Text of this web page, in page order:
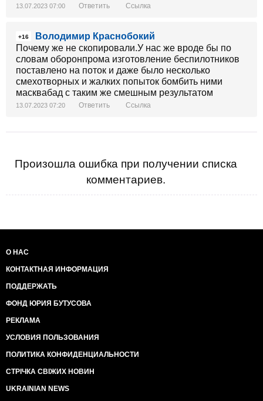
13.07.2023 07:00 Ответить Ссылка
+16
Володимир Краснобокий
Почему же не скопировали.У нас же вроде бы по
словам оборонпрома изготовление беспилотников
поставлено на поток и даже было несколько
смехотворных и жалких попыток бомбить ними
масквабад с таким же смешным результатом
13.07.2023 07:20 Ответить Ссылка
Произошла ошибка при получении списка
комментариев.
О НАС
КОНТАКТНАЯ ИНФОРМАЦИЯ
ПОДДЕРЖАТЬ
ФОНД ЮРИЯ БУТУСОВА
РЕКЛАМА
УСЛОВИЯ ПОЛЬЗОВАНИЯ
ПОЛИТИКА КОНФИДЕНЦИАЛЬНОСТИ
СТРІЧКА СВІЖИХ НОВИН
UKRAINIAN NEWS